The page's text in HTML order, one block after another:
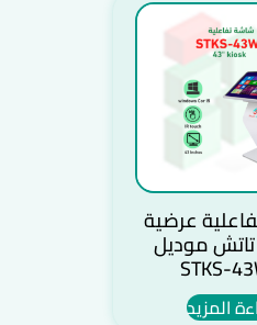
عرضية
تاتش موديل
STKS-
المزيد